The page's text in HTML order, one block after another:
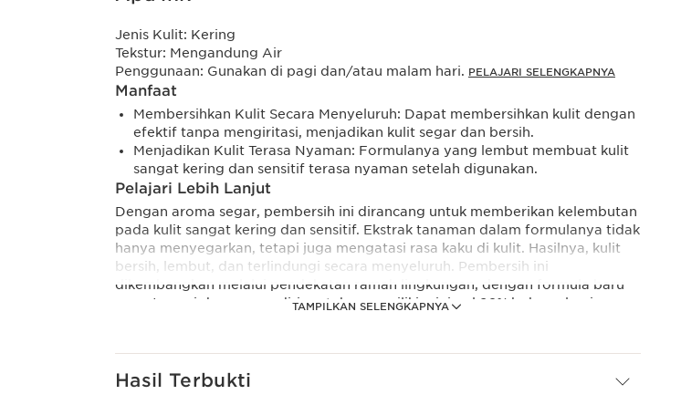
TAMPILKAN SELENGKAPNYA
Jenis Kulit: Kering
Tekstur: Mengandung Air
Penggunaan: Gunakan di pagi dan/atau malam hari. PELAJARI SELENGKAPNYA
Manfaat
Membersihkan Kulit Secara Menyeluruh: Dapat membersihkan kulit dengan
efektif tanpa mengiritasi, menjadikan kulit segar dan bersih.
Menjadikan Kulit Terasa Nyaman: Formulanya yang lembut membuat kulit
sangat kering dan sensitif terasa nyaman setelah digunakan.
Pelajari Lebih Lanjut
Dengan aroma segar, pembersih ini dirancang untuk memberikan kelembutan
pada kulit sangat kering dan sensitif. Ekstrak tanaman dalam formulanya tidak
hanya menyegarkan, tetapi juga mengatasi rasa kaku di kulit. Hasilnya, kulit
bersih, lembut, dan terlindungi secara menyeluruh. Pembersih ini
dikembangkan melalui pendekatan ramah lingkungan, dengan formula baru
yang terurai dengan sendirinya* dan memiliki minimal 92% bahan alami.
kulit. Pilih warna pink untuk kulit sangat kering atau sensitif, menunjukkan
Hasil Terbukti